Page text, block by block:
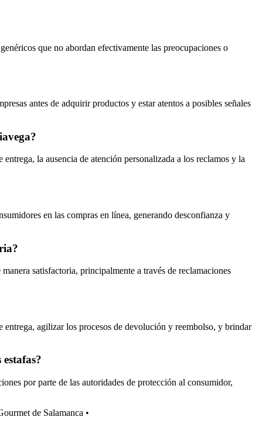
que no abordan efectivamente las preocupaciones o
antes de adquirir productos y estar atentos a posibles señales
la ausencia de atención personalizada a los reclamos y la
en las compras en línea, generando desconfianza y
satisfactoria, principalmente a través de reclamaciones
entrega, agilizar los procesos de devolución y reembolso, y brindar
por parte de las autoridades de protección al consumidor,
de Salamanca •